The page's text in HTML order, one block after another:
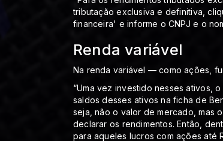
tributação exclusiva e definitiva,
financeira' e informe o CNPJ e o
Renda variável
Na renda variável — como ações,
“Uma vez investido nesses ativos,
saldos desses ativos na ficha de
seja, não o valor de mercado, mas
declarar os rendimentos. Então,
para aqueles lucros com ações até